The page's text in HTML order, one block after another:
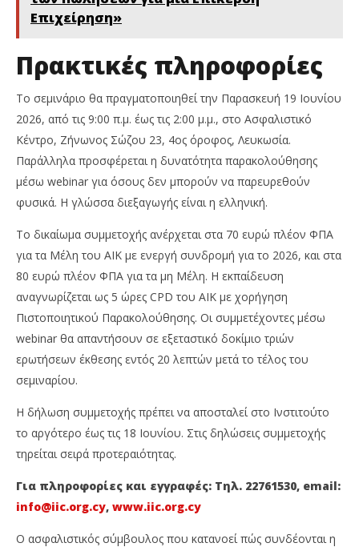
Επιχείρηση»
Πρακτικές πληροφορίες
Το σεμινάριο θα πραγματοποιηθεί την Παρασκευή 19 Ιουνίου
2026, από τις 9:00 π.μ. έως τις 2:00 μ.μ., στο Ασφαλιστικό
Κέντρο, Ζήνωνος Σώζου 23, 4ος όροφος, Λευκωσία.
Παράλληλα προσφέρεται η δυνατότητα παρακολούθησης
μέσω webinar για όσους δεν μπορούν να παρευρεθούν
φυσικά. Η γλώσσα διεξαγωγής είναι η ελληνική.
Το δικαίωμα συμμετοχής ανέρχεται στα 70 ευρώ πλέον ΦΠΑ
για τα Μέλη του ΑΙΚ με ενεργή συνδρομή για το 2026, και στα
80 ευρώ πλέον ΦΠΑ για τα μη Μέλη. Η εκπαίδευση
αναγνωρίζεται ως 5 ώρες CPD του ΑΙΚ με χορήγηση
Πιστοποιητικού Παρακολούθησης. Οι συμμετέχοντες μέσω
webinar θα απαντήσουν σε εξεταστικό δοκίμιο τριών
ερωτήσεων έκθεσης εντός 20 λεπτών μετά το τέλος του
σεμιναρίου.
Η δήλωση συμμετοχής πρέπει να αποσταλεί στο Ινστιτούτο
το αργότερο έως τις 18 Ιουνίου. Στις δηλώσεις συμμετοχής
τηρείται σειρά προτεραιότητας.
Για πληροφορίες και εγγραφές: Τηλ. 22761530, email:
info@iic.org.cy, www.iic.org.cy
Ο ασφαλιστικός σύμβουλος που κατανοεί πώς συνδέονται η